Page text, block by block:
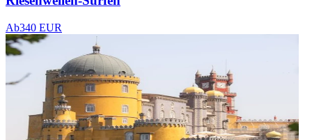
Ab340 EUR